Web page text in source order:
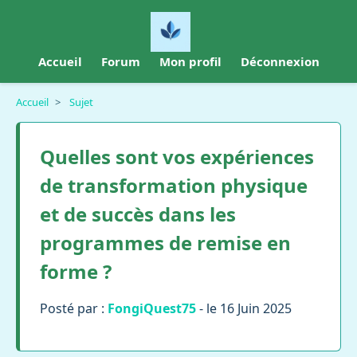
Accueil Forum Mon profil Déconnexion
Accueil > Sujet
Quelles sont vos expériences
de transformation physique
et de succès dans les
programmes de remise en
forme ?
Posté par : FongiQuest75- le 16 Juin 2025